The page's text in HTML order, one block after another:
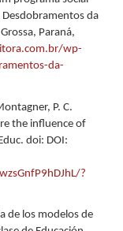
Desdobramentos da
Paraná,
wp-
da-
P. C.
the influence of
doi: DOI:
?
de los modelos de